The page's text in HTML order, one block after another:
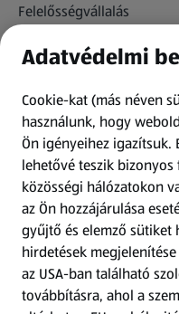
Felelősségvállalás
Információk
Kérdőív
Fizetési lehetőségek
ALDI utalványok
Árcsökkentés
Adatvédelmi
Cookie-kat (más néven
használunk, hogy
Ön igényeihez igazítsuk.
lehetővé teszik
közösségi hálózatokon
az Ön hozzájárulása
gyűjtő és elemző sütiket
hirdetések
az USA-ban található
továbbításra, ahol a